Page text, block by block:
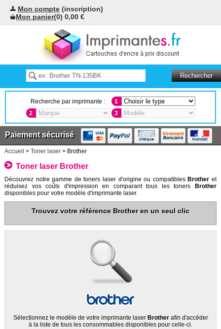
Mon compte (inscription)
Mon panier(0) 0,00 €
Recherche par imprimante :
1
2
3
Paiement sécurisé
Accueil > Toner laser> Brother
Toner laser Brother
Découvrez notre gamme de toners laser d'origine ou compatiblesBrother et
réduisez vos coûts d'impression en comparant tous les tonersBrother
disponibles pour votre modèle d'imprimante laser.
Trouvez votre référence Brother en un seul clic
Sélectionnez le modèle de votre imprimante laser Brotherafin d'accéder
à la liste de tous les consommables disponibles pour celle-ci.